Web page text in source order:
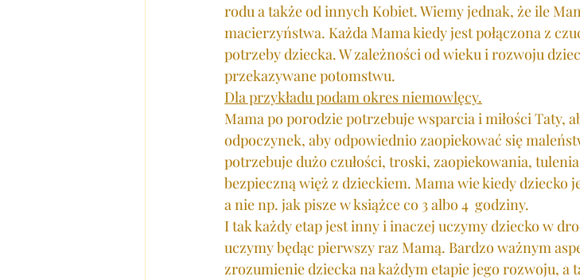
rodu a także od innych Kobiet. Wiemy jednak, że ile
macierzyństwa. Każda Mama kiedy jest połączona z
potrzeby dziecka. W zależności od wieku i rozwoju
przekazywane potomstwu.
Dla przykładu podam okres niemowlęcy.
Mama po porodzie potrzebuje wsparcia i miłości Taty,
odpoczynek, aby odpowiednio zaopiekować się
potrzebuje dużo czułości, troski, zaopiekowania,
bezpieczną więż z dzieckiem. Mama wie kiedy dziecko
a nie np. jak pisze w książce co 3 albo 4  godziny.
I tak każdy etap jest inny i inaczej uczymy dziecko w
uczymy będąc pierwszy raz Mamą. Bardzo ważnym
zrozumienie dziecka na każdym etapie jego rozwoju, a